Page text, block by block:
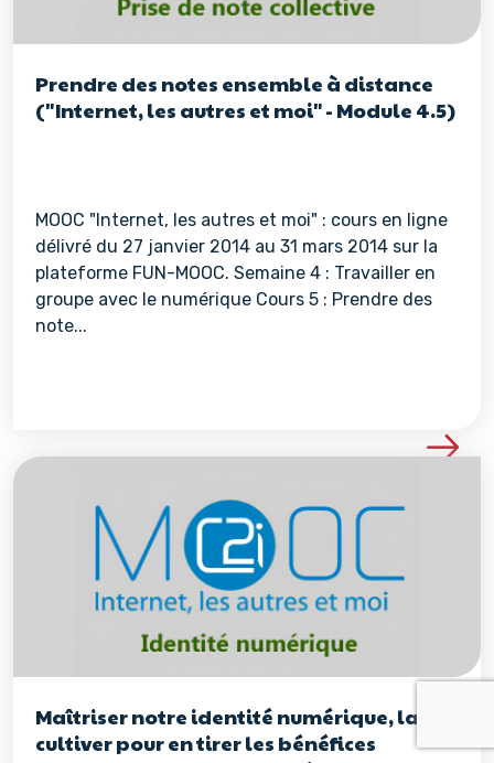
Prendre des notes ensemble à distance
("Internet, les autres et moi" - Module 4.5)
MOOC "Internet, les autres et moi" : cours en ligne
délivré du 27 janvier 2014 au 31 mars 2014 sur la
plateforme FUN-MOOC. Semaine 4 : Travailler en
groupe avec le numérique Cours 5 : Prendre des
note...
Voir les détails de la
Maîtriser notre identité numérique, la
cultiver pour en tirer les bénéfices